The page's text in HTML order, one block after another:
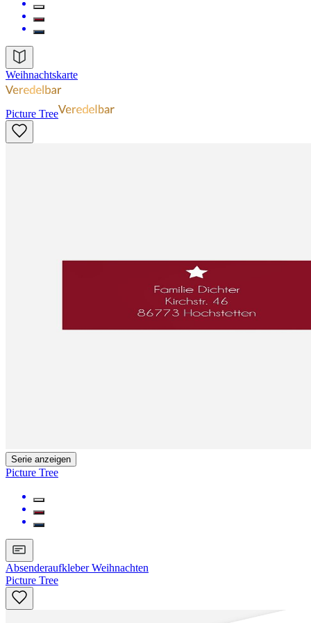
Weihnachtskarte
Picture Tree
Serie anzeigen
Picture Tree
Absenderaufkleber Weihnachten
Picture Tree